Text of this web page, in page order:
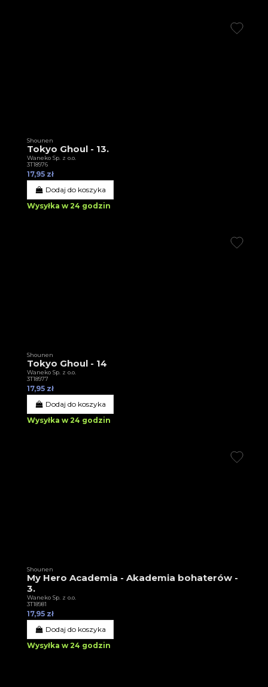
Shounen
Tokyo Ghoul - 13.
Waneko Sp. z o.o.
3T18976
17,95 zł
Dodaj do koszyka
Wysyłka w 24 godzin
Shounen
Tokyo Ghoul - 14
Waneko Sp. z o.o.
3T18977
17,95 zł
Dodaj do koszyka
Wysyłka w 24 godzin
Shounen
My Hero Academia - Akademia bohaterów -
3.
Waneko Sp. z o.o.
3T18981
17,95 zł
Dodaj do koszyka
Wysyłka w 24 godzin